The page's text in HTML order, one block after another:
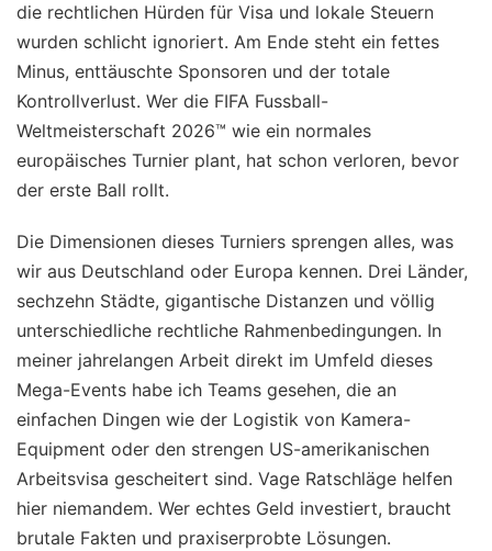
die rechtlichen Hürden für Visa und lokale Steuern
wurden schlicht ignoriert. Am Ende steht ein fettes
Minus, enttäuschte Sponsoren und der totale
Kontrollverlust. Wer die FIFA Fussball-
Weltmeisterschaft 2026™ wie ein normales
europäisches Turnier plant, hat schon verloren, bevor
der erste Ball rollt.
Die Dimensionen dieses Turniers sprengen alles, was
wir aus Deutschland oder Europa kennen. Drei Länder,
sechzehn Städte, gigantische Distanzen und völlig
unterschiedliche rechtliche Rahmenbedingungen. In
meiner jahrelangen Arbeit direkt im Umfeld dieses
Mega-Events habe ich Teams gesehen, die an
einfachen Dingen wie der Logistik von Kamera-
Equipment oder den strengen US-amerikanischen
Arbeitsvisa gescheitert sind. Vage Ratschläge helfen
hier niemandem. Wer echtes Geld investiert, braucht
brutale Fakten und praxiserprobte Lösungen.